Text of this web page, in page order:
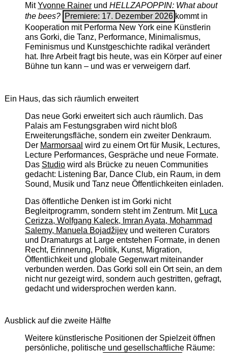
MitYvonne Rainerund HELLZAPOPPIN: What about
the bees? Premiere: 17. Dezember 2026 kommt in
Kooperation mit Performa New York eine Künstlerin
ans Gorki, die Tanz, Performance, Minimalismus,
Feminismus und Kunstgeschichte radikal verändert
hat. Ihre Arbeit fragt bis heute, was ein Körper auf einer
Bühne tun kann – und was er verweigern darf.
Ein Haus, das sich räumlich erweitert
Das neue Gorki erweitert sich auch räumlich. Das
Palais am Festungsgraben wird nicht bloß
Erweiterungsfläche, sondern ein zweiter Denkraum.
Der Marmorsaal wird zu einem Ort für Musik, Lectures,
Lecture Performances, Gespräche und neue Formate.
Das Studiowird als Brücke zu neuen Communities
gedacht: Listening Bar, Dance Club, ein Raum, in dem
Sound, Musik und Tanz neue Öffentlichkeiten einladen.
Das öffentliche Denken ist im Gorki nicht
Begleitprogramm, sondern steht im Zentrum. Mit Luca
Cerizza, Wolfgang Kaleck, Imran Ayata, Mohammad
Salemy, Manuela Bojadžijevund weiteren Curators
und Dramaturgs at Large entstehen Formate, in denen
Recht, Erinnerung, Politik, Kunst, Migration,
Öffentlichkeit und globale Gegenwart miteinander
verbunden werden. Das Gorki soll ein Ort sein, an dem
nicht nur gezeigt wird, sondern auch gestritten, gefragt,
gedacht und widersprochen werden kann.
Ausblick auf die zweite Hälfte
Weitere künstlerische Positionen der Spielzeit öffnen
persönliche, politische und gesellschaftliche Räume: